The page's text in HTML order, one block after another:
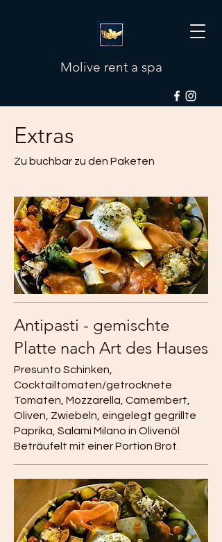
Molive rent a spa
Extras
Zu buchbar zu den Paketen
Antipasti - gemischte
Platte nach Art des Hauses
Presunto Schinken,
Cocktailtomaten/getrocknete
Tomaten, Mozzarella, Camembert,
Oliven, Zwiebeln, eingelegt gegrillte
Paprika, Salami Milano in Olivenöl
Beträufelt mit einer Portion Brot.